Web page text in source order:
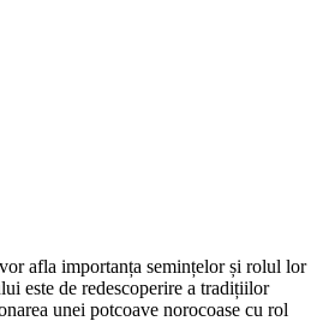
afla importanța semințelor și rolul lor
este de redescoperire a tradițiilor
unei potcoave norocoase cu rol